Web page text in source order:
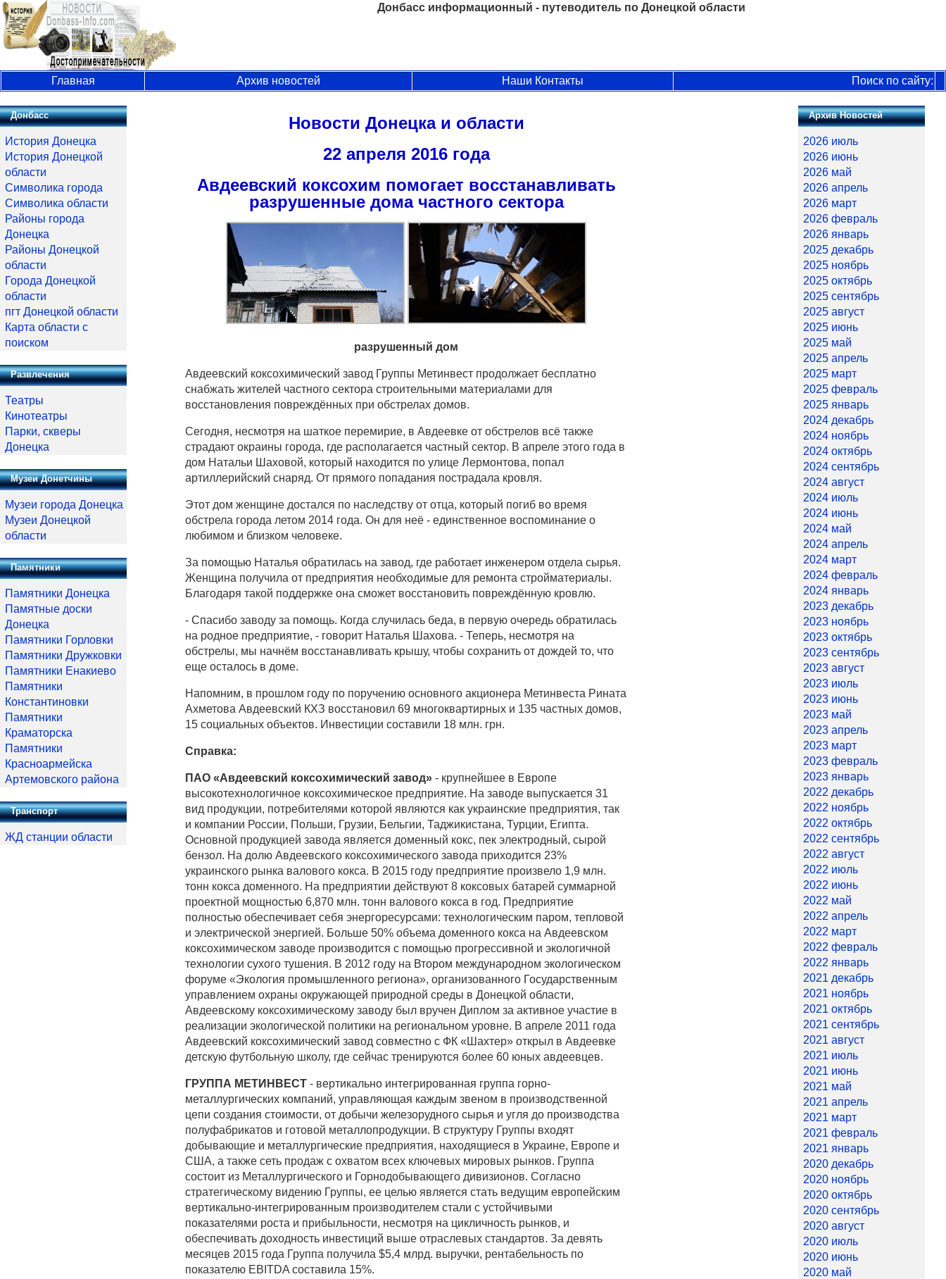
Донбасс информационный - путеводитель по Донецкой области
Главная Архив новостей Наши Контакты Поиск по сайту:
Новости Донецка и области
22 апреля 2016 года
Авдеевский коксохим помогает восстанавливать
разрушенные дома частного сектора
разрушенный дом
Авдеевский коксохимический завод Группы Метинвест продолжает бесплатно
снабжать жителей частного сектора строительными материалами для
восстановления повреждённых при обстрелах домов.
Сегодня, несмотря на шаткое перемирие, в Авдеевке от обстрелов всё также
страдают окраины города, где располагается частный сектор. В апреле этого года в
дом Натальи Шаховой, который находится по улице Лермонтова, попал
артиллерийский снаряд. От прямого попадания пострадала кровля.
Этот дом женщине достался по наследству от отца, который погиб во время
обстрела города летом 2014 года. Он для неё - единственное воспоминание о
любимом и близком человеке.
За помощью Наталья обратилась на завод, где работает инженером отдела сырья.
Женщина получила от предприятия необходимые для ремонта стройматериалы.
Благодаря такой поддержке она сможет восстановить повреждённую кровлю.
- Спасибо заводу за помощь. Когда случилась беда, в первую очередь обратилась
на родное предприятие, - говорит Наталья Шахова. - Теперь, несмотря на
обстрелы, мы начнём восстанавливать крышу, чтобы сохранить от дождей то, что
еще осталось в доме.
Напомним, в прошлом году по поручению основного акционера Метинвеста Рината
Ахметова Авдеевский КХЗ восстановил 69 многоквартирных и 135 частных домов,
15 социальных объектов. Инвестиции составили 18 млн. грн.
Справка:
ПАО «Авдеевский коксохимический завод» - крупнейшее в Европе
высокотехнологичное коксохимическое предприятие. На заводе выпускается 31
вид продукции, потребителями которой являются как украинские предприятия, так
и компании России, Польши, Грузии, Бельгии, Таджикистана, Турции, Египта.
Основной продукцией завода является доменный кокс, пек электродный, сырой
бензол. На долю Авдеевского коксохимического завода приходится 23%
украинского рынка валового кокса. В 2015 году предприятие произвело 1,9 млн.
тонн кокса доменного. На предприятии действуют 8 коксовых батарей суммарной
проектной мощностью 6,870 млн. тонн валового кокса в год. Предприятие
полностью обеспечивает себя энергоресурсами: технологическим паром, тепловой
и электрической энергией. Больше 50% объема доменного кокса на Авдеевском
коксохимическом заводе производится с помощью прогрессивной и экологичной
технологии сухого тушения. В 2012 году на Втором международном экологическом
форуме «Экология промышленного региона», организованного Государственным
управлением охраны окружающей природной среды в Донецкой области,
Авдеевскому коксохимическому заводу был вручен Диплом за активное участие в
реализации экологической политики на региональном уровне. В апреле 2011 года
Авдеевский коксохимический завод совместно с ФК «Шахтер» открыл в Авдеевке
детскую футбольную школу, где сейчас тренируются более 60 юных авдеевцев.
ГРУППА МЕТИНВЕСТ - вертикально интегрированная группа горно-
металлургических компаний, управляющая каждым звеном в производственной
цепи создания стоимости, от добычи железорудного сырья и угля до производства
полуфабрикатов и готовой металлопродукции. В структуру Группы входят
добывающие и металлургические предприятия, находящиеся в Украине, Европе и
США, а также сеть продаж с охватом всех ключевых мировых рынков. Группа
состоит из Металлургического и Горнодобывающего дивизионов. Согласно
стратегическому видению Группы, ее целью является стать ведущим европейским
вертикально-интегрированным производителем стали с устойчивыми
показателями роста и прибыльности, несмотря на цикличность рынков, и
обеспечивать доходность инвестиций выше отраслевых стандартов. За девять
месяцев 2015 года Группа получила $5,4 млрд. выручки, рентабельность по
показателю EBITDA составила 15%.
Донбасс
История Донецка
История Донецкой
области
Символика города
Символика области
Районы города
Донецка
Районы Донецкой
области
Города Донецкой
области
пгт Донецкой области
Карта области с
поиском
Развлечения
Театры
Кинотеатры
Парки, скверы
Донецка
Музеи Донетчины
Музеи города Донецка
Музеи Донецкой
области
Памятники
Памятники Донецка
Памятные доски
Донецка
Памятники Горловки
Памятники Дружковки
Памятники Енакиево
Памятники
Константиновки
Памятники
Краматорска
Памятники
Красноармейска
Артемовского района
Транспорт
ЖД станции области
Архив Новостей
2026 июль
2026 июнь
2026 май
2026 апрель
2026 март
2026 февраль
2026 январь
2025 декабрь
2025 ноябрь
2025 октябрь
2025 сентябрь
2025 август
2025 июнь
2025 май
2025 апрель
2025 март
2025 февраль
2025 январь
2024 декабрь
2024 ноябрь
2024 октябрь
2024 сентябрь
2024 август
2024 июль
2024 июнь
2024 май
2024 апрель
2024 март
2024 февраль
2024 январь
2023 декабрь
2023 ноябрь
2023 октябрь
2023 сентябрь
2023 август
2023 июль
2023 июнь
2023 май
2023 апрель
2023 март
2023 февраль
2023 январь
2022 декабрь
2022 ноябрь
2022 октябрь
2022 сентябрь
2022 август
2022 июль
2022 июнь
2022 май
2022 апрель
2022 март
2022 февраль
2022 январь
2021 декабрь
2021 ноябрь
2021 октябрь
2021 сентябрь
2021 август
2021 июль
2021 июнь
2021 май
2021 апрель
2021 март
2021 февраль
2021 январь
2020 декабрь
2020 ноябрь
2020 октябрь
2020 сентябрь
2020 август
2020 июль
2020 июнь
2020 май